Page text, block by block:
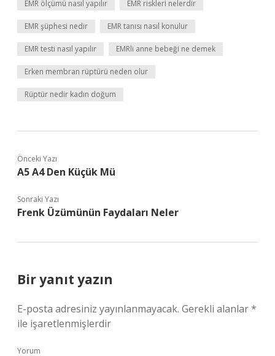
EMR ölçümü nasıl yapılır EMR riskleri nelerdir
EMR şüphesi nedir EMR tanısı nasıl konulur
EMR testi nasıl yapılır EMRli anne bebeği ne demek
Erken membran rüptürü neden olur
Rüptür nedir kadın doğum
Önceki Yazı
A5 A4 Den Küçük Mü
Sonraki Yazı
Frenk Üzümünün Faydaları Neler
Bir yanıt yazın
E-posta adresiniz yayınlanmayacak. Gerekli alanlar*
ile işaretlenmişlerdir
Yorum